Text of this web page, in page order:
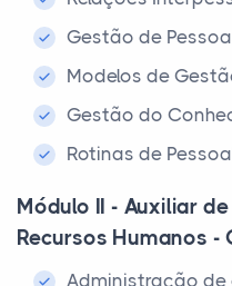
Gestão de
Modelos de
Gestão do
Rotinas de
Módulo II - Auxiliar
Recursos Humanos -
Administração de